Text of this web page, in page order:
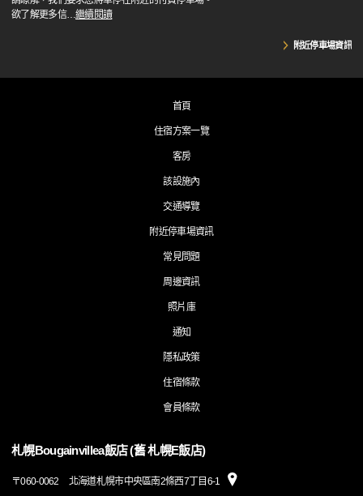
欲了解更多信…繼續閱讀
附近停車場資訊
首頁
住宿方案一覽
客房
該設施內
交通導覽
附近停車場資訊
常見問題
周邊資訊
照片庫
通知
隱私政策
住宿條款
會員條款
札幌Bougainvillea飯店 (舊 札幌E飯店)
〒060-0062
北海道札幌市中央區南2條西7丁目6-1